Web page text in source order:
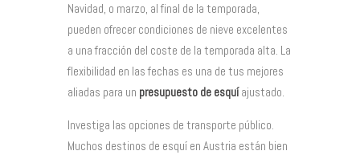
Navidad, o marzo, al final de la temporada,
pueden ofrecer condiciones de nieve excelentes
a una fracción del coste de la temporada alta. La
flexibilidad en las fechas es una de tus mejores
aliadas para un presupuesto de esquíajustado.
Investiga las opciones de transporte público.
Muchos destinos de esquí en Austria están bien